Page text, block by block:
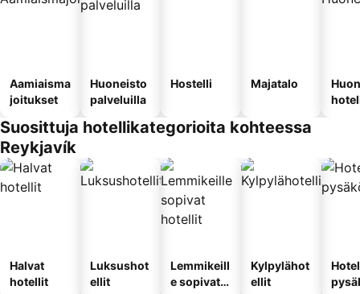
Aamiaisma
joitukset
Huoneisto
palveluilla
Hostelli Majatalo
Suosittuja hotellikategorioita kohteessa
Reykjavík
Halvat
hotellit
Luksushot
ellit
Lemmikeill
e sopivat
Kylpylähot
ellit